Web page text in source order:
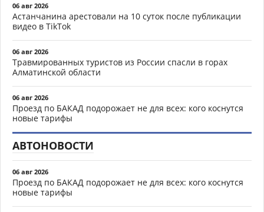
06 авг 2026
Астанчанина арестовали на 10 суток после публикации
видео в TikTok
06 авг 2026
Травмированных туристов из России спасли в горах
Алматинской области
06 авг 2026
Проезд по БАКАД подорожает не для всех: кого коснутся
новые тарифы
АВТОНОВОСТИ
06 авг 2026
Проезд по БАКАД подорожает не для всех: кого коснутся
новые тарифы